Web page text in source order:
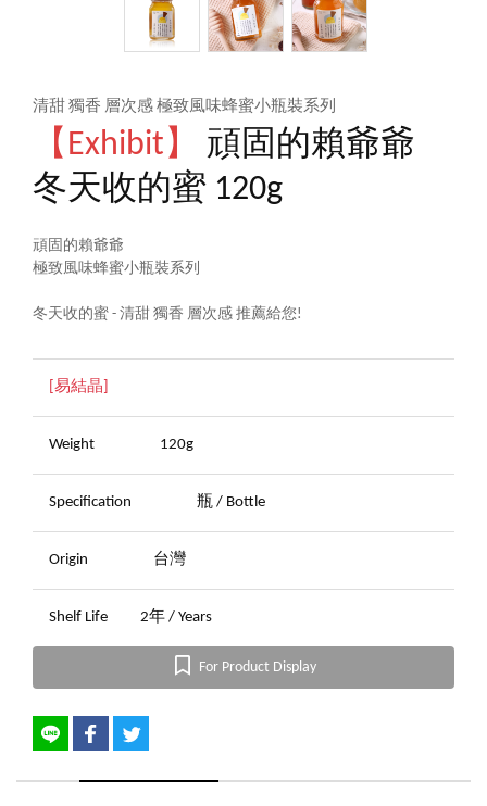
清甜 獨香 層次感 極致風味蜂蜜小瓶裝系列
【Exhibit】
頑固的賴爺爺
冬天收的蜜 120g
頑固的賴爺爺
極致風味蜂蜜小瓶裝系列
冬天收的蜜 - 清甜 獨香 層次感 推薦給您!
[易結晶]
Weight 120g
Specification 瓶 / Bottle
Origin 台灣
Shelf Life 2年 / Years
For Product Display